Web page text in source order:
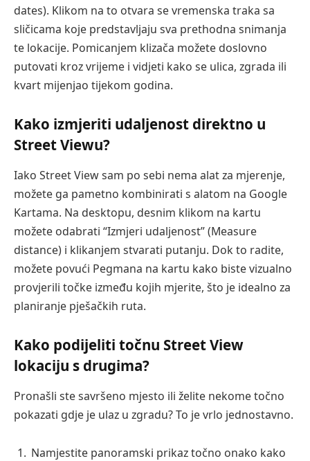
dates). Klikom na to otvara se vremenska traka sa
sličicama koje predstavljaju sva prethodna snimanja
te lokacije. Pomicanjem klizača možete doslovno
putovati kroz vrijeme i vidjeti kako se ulica, zgrada ili
kvart mijenjao tijekom godina.
Kako izmjeriti udaljenost direktno u
Street Viewu?
Iako Street View sam po sebi nema alat za mjerenje,
možete ga pametno kombinirati s alatom na Google
Kartama. Na desktopu, desnim klikom na kartu
možete odabrati “Izmjeri udaljenost” (Measure
distance) i klikanjem stvarati putanju. Dok to radite,
možete povući Pegmana na kartu kako biste vizualno
provjerili točke između kojih mjerite, što je idealno za
planiranje pješačkih ruta.
Kako podijeliti točnu Street View
lokaciju s drugima?
Pronašli ste savršeno mjesto ili želite nekome točno
pokazati gdje je ulaz u zgradu? To je vrlo jednostavno.
Namjestite panoramski prikaz točno onako kako